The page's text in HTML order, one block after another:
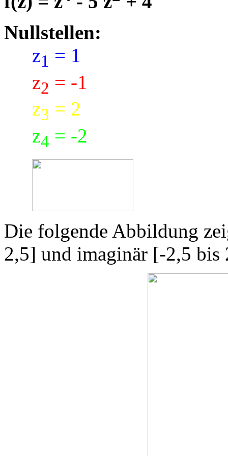
Nullstellen:
z1 = 1
z2 = -1
z3 = 2
z4 = -2
Die folgende Abbildung
2,5] und imaginär [-2,5 bis